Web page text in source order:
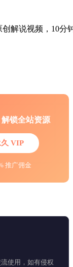
锁全站资源
久 VIP
推广佣金
使用，如有侵权